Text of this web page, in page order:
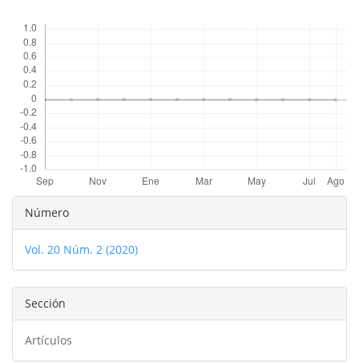
Detalles
del
artículo
Número
Vol. 20 Núm. 2 (2020)
Sección
Artículos